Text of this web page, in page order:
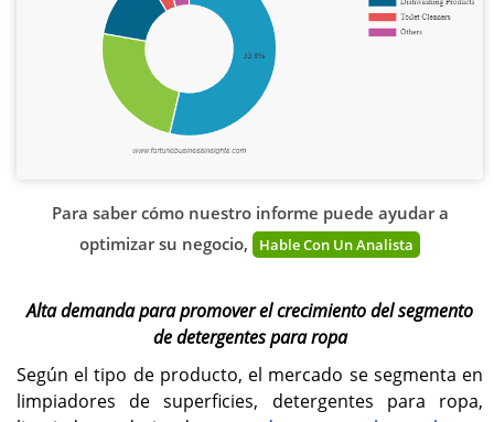
Para saber cómo nuestro informe puede ayudar a
optimizar su negocio,
Hable Con Un Analista
Alta demanda para promover el crecimiento del segmento
de detergentes para ropa
Según el tipo de producto, el mercado se segmenta en
limpiadores de superficies, detergentes para ropa,